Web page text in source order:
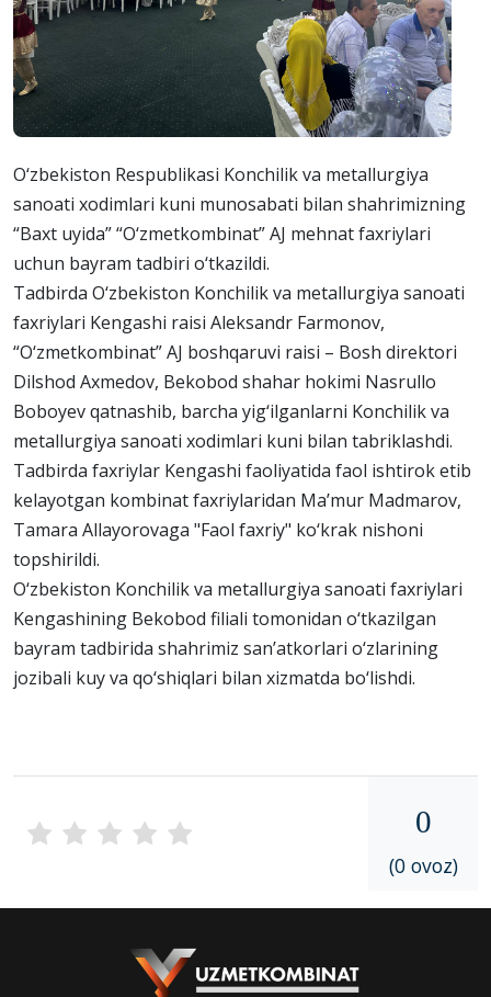
O‘zbekiston Respublikasi Konchilik va metallurgiya
sanoati xodimlari kuni munosabati bilan shahrimizning
“Baxt uyida” “O‘zmetkombinat” AJ mehnat faxriylari
uchun bayram tadbiri o‘tkazildi.
Tadbirda O‘zbekiston Konchilik va metallurgiya sanoati
faxriylari Kengashi raisi Aleksandr Farmonov,
“O‘zmetkombinat” AJ boshqaruvi raisi – Bosh direktori
Dilshod Axmedov, Bekobod shahar hokimi Nasrullo
Boboyev qatnashib, barcha yig‘ilganlarni Konchilik va
metallurgiya sanoati xodimlari kuni bilan tabriklashdi.
Tadbirda faxriylar Kengashi faoliyatida faol ishtirok etib
kelayotgan kombinat faxriylaridan Ma’mur Madmarov,
Tamara Allayorovaga "Faol faxriy" ko‘krak nishoni
topshirildi.
O‘zbekiston Konchilik va metallurgiya sanoati faxriylari
Kengashining Bekobod filiali tomonidan o‘tkazilgan
bayram tadbirida shahrimiz san’atkorlari o‘zlarining
jozibali kuy va qo‘shiqlari bilan xizmatda bo‘lishdi.
0
(0 ovoz)